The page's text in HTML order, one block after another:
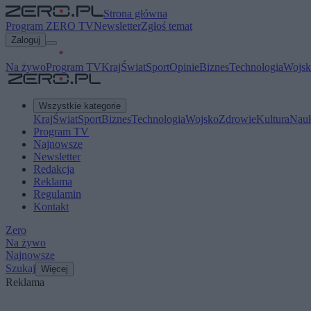
Strona główna
Program ZERO TVNewsletterZgłoś temat
Zaloguj
Na żywoProgram TVKrajŚwiatSportOpinieBiznesTechnologia
Wszystkie kategorie
KrajŚwiatSportBiznesTechnologiaWojskoZdrowieKultura
Program TV
Najnowsze
Newsletter
Redakcja
Reklama
Regulamin
Kontakt
Zero
Na żywo
Najnowsze
Szukaj Więcej
Reklama